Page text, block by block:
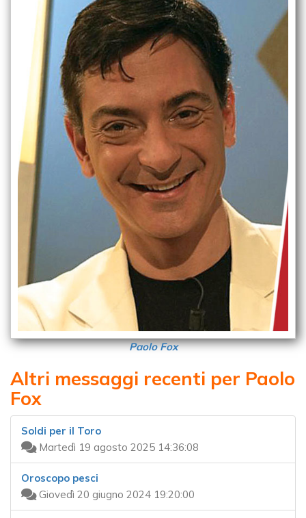
Paolo Fox
Altri messaggi recenti per Paolo
Fox
Soldi per il Toro
Martedì 19 agosto 2025 14:36:08
Oroscopo pesci
Giovedì 20 giugno 2024 19:20:00